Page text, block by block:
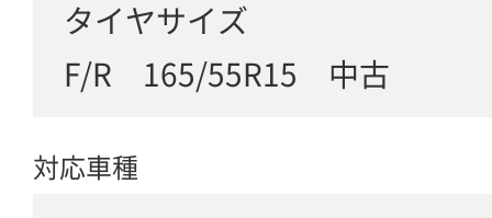
タイヤサイズ
F/R 165/55R15 中古
対応車種